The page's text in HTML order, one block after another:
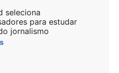
seleciona
para estudar
jornalismo